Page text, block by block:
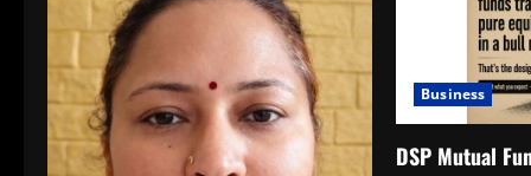
Business
DSP Mutual